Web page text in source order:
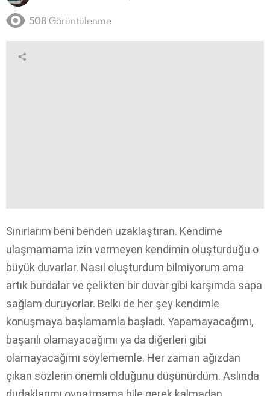
508 Görüntülenme
Sınırlarım beni benden uzaklaştıran. Kendime
ulaşmamama izin vermeyen kendimin oluşturduğu o
büyük duvarlar. Nasıl oluşturdum bilmiyorum ama
artık burdalar ve çelikten bir duvar gibi karşımda sapa
sağlam duruyorlar. Belki de her şey kendimle
konuşmaya başlamamla başladı. Yapamayacağımı,
başarılı olamayacağımı ya da diğerleri gibi
olamayacağımı söylememle. Her zaman ağızdan
çıkan sözlerin önemli olduğunu düşünürdüm. Aslında